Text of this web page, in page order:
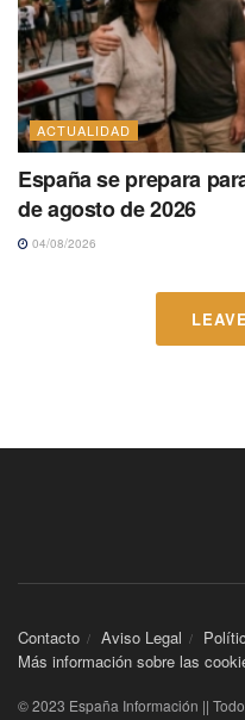
ACTUALIDAD
España se prepara
de agosto de 2026
04/08/2026
Contacto Aviso Legal
Más información sobre las
© 2023 España Información ||